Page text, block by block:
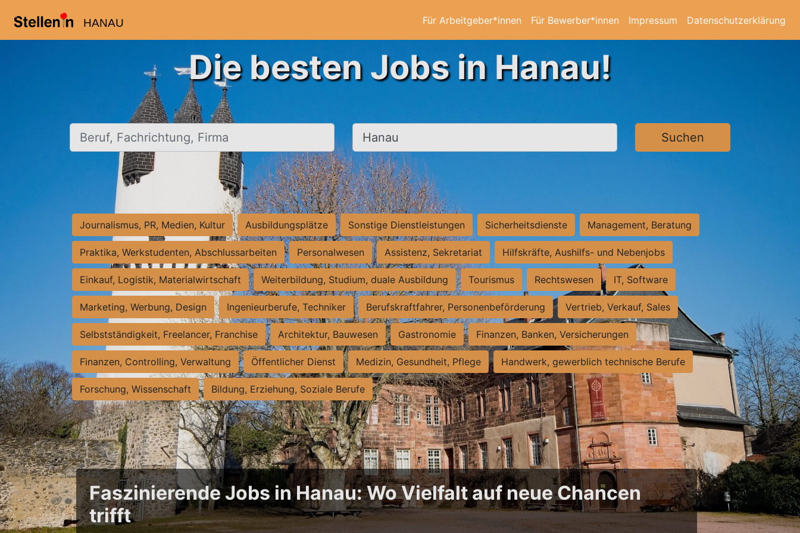
HANAU Für Arbeitgeber*innen Für Bewerber*innen Impressum Datenschutzerklärung
Die besten Jobs in Hanau!
Beruf, Fachrichtung, Firma Ort, Stadt Suchen
Journalismus, PR, Medien, Kultur Ausbildungsplätze Sonstige Dienstleistungen Sicherheitsdienste Management, Beratung
Praktika, Werkstudenten, Abschlussarbeiten Personalwesen Assistenz, Sekretariat Hilfskräfte, Aushilfs- und Nebenjobs
Einkauf, Logistik, Materialwirtschaft Weiterbildung, Studium, duale Ausbildung Tourismus Rechtswesen IT, Software
Marketing, Werbung, Design Ingenieurberufe, Techniker Berufskraftfahrer, Personenbeförderung Vertrieb, Verkauf, Sales
Selbstständigkeit, Freelancer, Franchise Architektur, Bauwesen Gastronomie Finanzen, Banken, Versicherungen
Finanzen, Controlling, Verwaltung Öffentlicher Dienst Medizin, Gesundheit, Pflege Handwerk, gewerblich technische Berufe
Forschung, Wissenschaft Bildung, Erziehung, Soziale Berufe
Faszinierende Jobs in Hanau: Wo Vielfalt auf neue Chancen
trifft